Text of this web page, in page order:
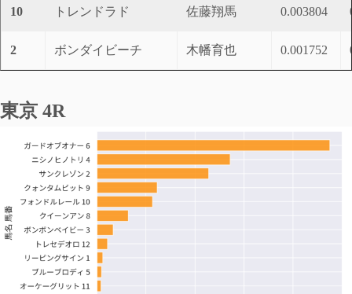
10 トレンドラド 佐藤翔馬 0.003804
2 ボンダイビーチ 木幡育也 0.001752
東京 4R